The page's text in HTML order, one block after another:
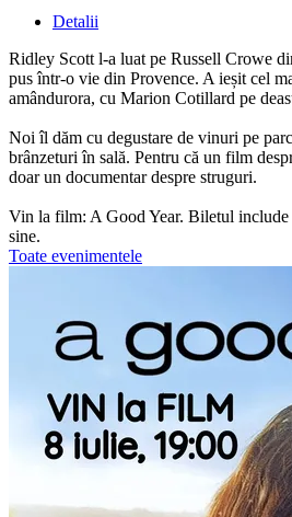
Detalii
Ridley Scott l-a luat pe Russell Crowe
pus într-o vie din Provence. A ieșit cel
amândurora, cu Marion Cotillard pe
Noi îl dăm cu degustare de vinuri pe
brânzeturi în sală. Pentru că un film
doar un documentar despre struguri.
Vin la film: A Good Year. Biletul include
sine.
Toate evenimentele